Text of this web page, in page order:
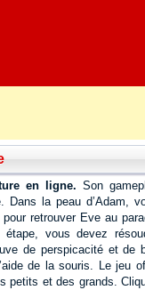
en ligne. Son
la peau d’Adam,
retrouver Eve au
vous devez
de perspicacité et de
de la souris. Le jeu
petits et des grands.